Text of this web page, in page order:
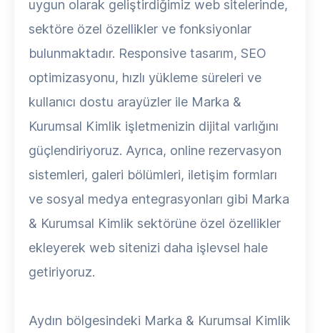
uygun olarak geliştirdiğimiz web sitelerinde,
sektöre özel özellikler ve fonksiyonlar
bulunmaktadır. Responsive tasarım, SEO
optimizasyonu, hızlı yükleme süreleri ve
kullanıcı dostu arayüzler ile Marka &
Kurumsal Kimlik işletmenizin dijital varlığını
güçlendiriyoruz. Ayrıca, online rezervasyon
sistemleri, galeri bölümleri, iletişim formları
ve sosyal medya entegrasyonları gibi Marka
& Kurumsal Kimlik sektörüne özel özellikler
ekleyerek web sitenizi daha işlevsel hale
getiriyoruz.
Aydın bölgesindeki Marka & Kurumsal Kimlik